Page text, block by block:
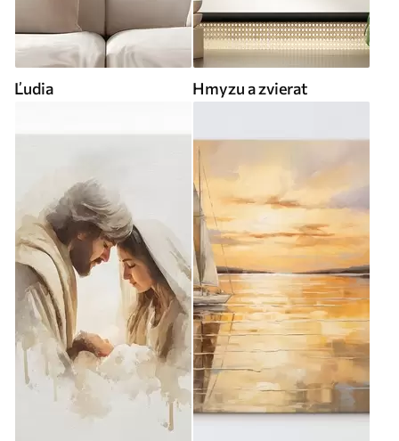
Ľudia Hmyzu a zvierat